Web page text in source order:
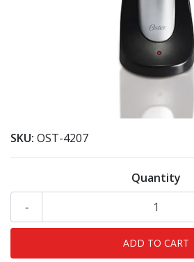
SKU: OST-4207
Quantity
-